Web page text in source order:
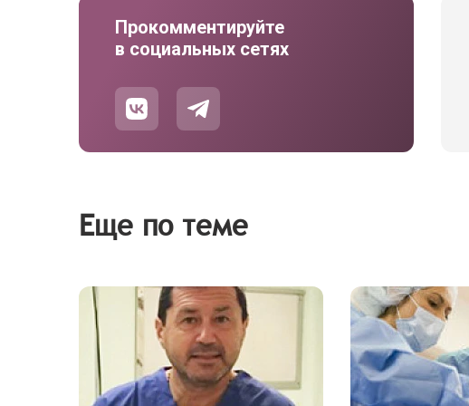
Прокомментируйте
в социальных сетях
Еще по теме